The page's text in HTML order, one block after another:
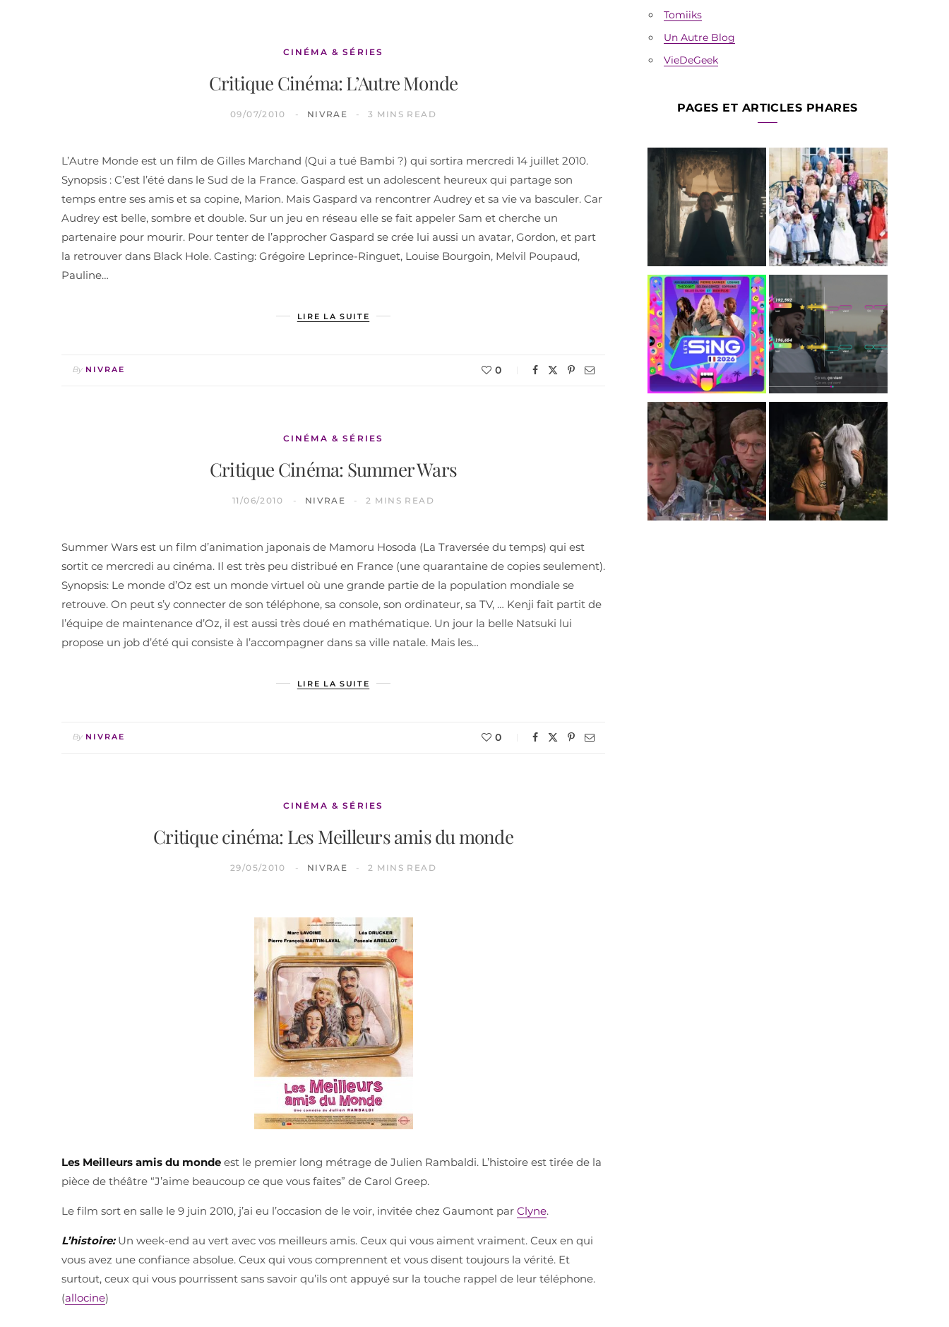
CINÉMA & SÉRIES
Critique Cinéma: L’Autre Monde
09/07/2010 NIVRAE 3 MINS READ
L’Autre Monde est un film de Gilles Marchand (Qui a tué Bambi ?) qui sortira mercredi 14 juillet 2010.
Synopsis : C’est l’été dans le Sud de la France. Gaspard est un adolescent heureux qui partage son
temps entre ses amis et sa copine, Marion. Mais Gaspard va rencontrer Audrey et sa vie va basculer. Car
Audrey est belle, sombre et double. Sur un jeu en réseau elle se fait appeler Sam et cherche un
partenaire pour mourir. Pour tenter de l’approcher Gaspard se crée lui aussi un avatar, Gordon, et part
la retrouver dans Black Hole. Casting: Grégoire Leprince-Ringuet, Louise Bourgoin, Melvil Poupaud,
Pauline…
LIRE LA SUITE
By NIVRAE 0
CINÉMA & SÉRIES
Critique Cinéma: Summer Wars
11/06/2010 NIVRAE 2 MINS READ
Summer Wars est un film d’animation japonais de Mamoru Hosoda (La Traversée du temps) qui est
sortit ce mercredi au cinéma. Il est très peu distribué en France (une quarantaine de copies seulement).
Synopsis: Le monde d’Oz est un monde virtuel où une grande partie de la population mondiale se
retrouve. On peut s’y connecter de son téléphone, sa console, son ordinateur, sa TV, … Kenji fait partit de
l’équipe de maintenance d’Oz, il est aussi très doué en mathématique. Un jour la belle Natsuki lui
propose un job d’été qui consiste à l’accompagner dans sa ville natale. Mais les…
LIRE LA SUITE
By NIVRAE 0
CINÉMA & SÉRIES
Critique cinéma: Les Meilleurs amis du monde
29/05/2010 NIVRAE 2 MINS READ
Les Meilleurs amis du monde est le premier long métrage de Julien Rambaldi. L’histoire est tirée de la
pièce de théâtre “J’aime beaucoup ce que vous faites” de Carol Greep.
Le film sort en salle le 9 juin 2010, j’ai eu l’occasion de le voir, invitée chez Gaumont par Clyne.
L’histoire: Un week-end au vert avec vos meilleurs amis. Ceux qui vous aiment vraiment. Ceux en qui
vous avez une confiance absolue. Ceux qui vous comprennent et vous disent toujours la vérité. Et
surtout, ceux qui vous pourrissent sans savoir qu’ils ont appuyé sur la touche rappel de leur téléphone.
(allocine)
Tomiiks
Un Autre Blog
VieDeGeek
PAGES ET ARTICLES PHARES